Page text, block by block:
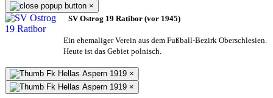
×
SV Ostrog 19 Ratibor (vor 1945)
Ein ehemaliger Verein aus dem Fußball-Bezirk Oberschlesien.
Heute ist das Gebiet polnisch.
×
×